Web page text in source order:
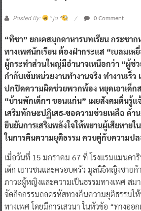
Posted By: ^ jo ^ 0 Comment
“ทิชา” ยกเคสมุกดาหารบทเรียน กระชา
ทางเพศนักเรียน ต้องฝ่ากระแส “เบลมเ
ผู้กระทำส่วนใหญ่มีอำนาจเหนือกว่า “ผู้ช่
กำกับเข้มหน่วยงานทำงานจริง ทำงานเร็
ปกปิดความผิดช่วยพวกพ้อง หยุดเอาเด็ก
“บ้านพักเด็กฯ ขอนแก่น” เผยสังคมตื่นรู้แ
เสริมทักษะปฏิเสธ-ขอความช่วยเหลือ ด้า
ยืนยันการเสริมพลังใจให้พยานผู้เสียหาย
ในการคืนความยุติธรรม ควบคู่กับความป
เมื่อวันที่ 15 มกราคม 67 ที่ โรงแรมแมนด
เด็ก เยาวชนและครอบครัว มูลนิธิหญิงชายก้
ภาวะผู้หญิงและความเป็นธรรมทางเพศ ส
จัดกิจกรรมถอดรหัสทวงคืนความยุติธรรมใ
ทางเพศ โดยมีการเสวนา ในหัวข้อ “ทางออ